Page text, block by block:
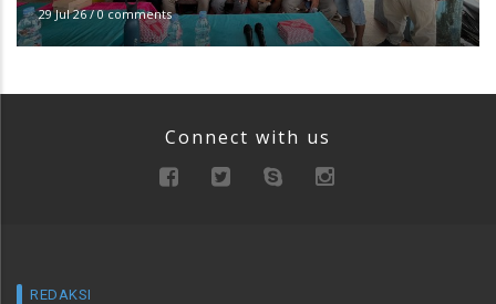
29 Jul 26/0 comments
Connect with us
REDAKSI